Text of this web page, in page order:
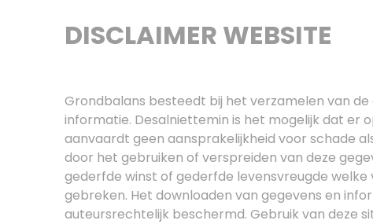
DISCLAIMER WEBSITE
Grondbalans besteedt bij het verzamelen van
informatie. Desalniettemin is het mogelijk dat er
aanvaardt geen aansprakelijkheid voor schade
door het gebruiken of verspreiden van deze
gederfde winst of gederfde levensvreugde
gebreken. Het downloaden van gegevens en
auteursrechtelijk beschermd. Gebruik van deze